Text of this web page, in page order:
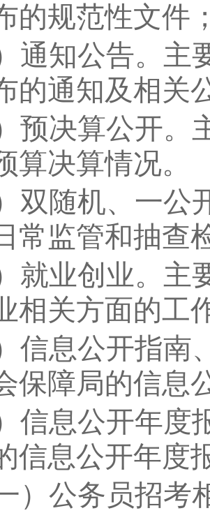
的规范性文件
通知公告。 主
的通知及相关
预决算公开。
算决算情况。
双随机、一公
常监管和抽查
就业创业。 主
相关方面的工
信息公开指南
保障局的信息
信息公开年度
信息公开年度
）公务员招考